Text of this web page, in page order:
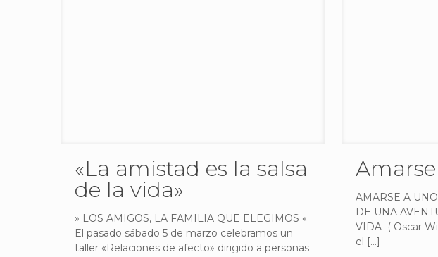
«La amistad es la salsa
de la vida»
» LOS AMIGOS, LA FAMILIA QUE ELEGIMOS «
El pasado sábado 5 de marzo celebramos un
taller «Relaciones de afecto» dirigido a personas
AMARSE A
DE UNA
VIDA ( Oscar
el […]